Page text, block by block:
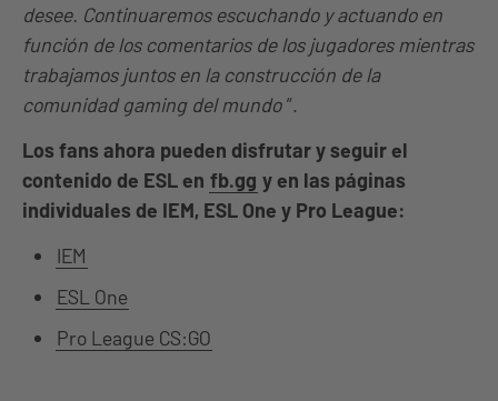
desee. Continuaremos escuchando y actuando en
función de los comentarios de los jugadores mientras
trabajamos juntos en la construcción de la
comunidad gaming del mundo“.
Los fans ahora pueden disfrutar y seguir el
contenido de ESL en fb.gg y en las páginas
individuales de IEM, ESL One y Pro League:
IEM
ESL One
Pro League CS:GO